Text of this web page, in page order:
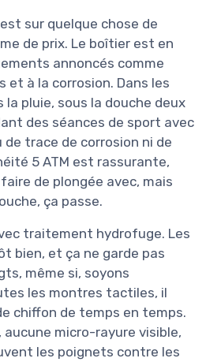
sur quelque chose de
de prix. Le boîtier est en
annoncés comme
et à la corrosion. Dans les
la pluie, sous la douche deux
des séances de sport avec
de trace de corrosion ni de
5 ATM est rassurante,
de plongée avec, mais
ça passe.
traitement hydrofuge. Les
bien, et ça ne garde pas
même si, soyons
les montres tactiles, il
chiffon de temps en temps.
aucune micro-rayure visible,
les poignets contre les